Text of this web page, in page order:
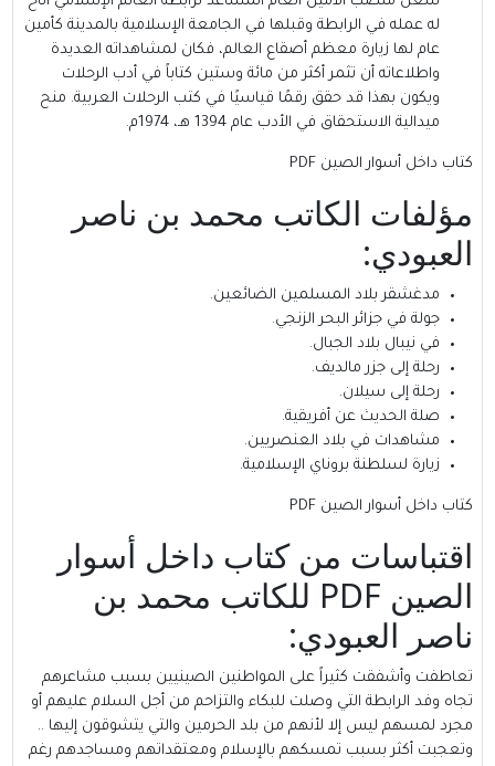
له عمله في الرابطة وقبلها في الجامعة الإسلامية بالمدينة كأمين
عام لها زيارة معظم أصقاع العالم، فكان لمشاهداته العديدة
واطلاعاته أن تثمر أكثر من مائة وستين كتاباً في أدب الرحلات
ويكون بهذا قد حقق رقمًا قياسيًا في كتب الرحلات العربية. منح
ميدالية الاستحقاق في الأدب عام 1394 هـ، 1974م.
كتاب داخل أسوار الصين PDF
مؤلفات الكاتب محمد بن ناصر
العبودي:
مدغشقر بلاد المسلمين الضائعين.
جولة في جزائر البحر الزنجي.
في نيبال بلاد الجبال.
رحلة إلى جزر مالديف.
رحلة إلى سيلان.
صلة الحديث عن أفريقية.
مشاهدات في بلاد العنصريين.
زيارة لسلطنة بروناي الإسلامية.
كتاب داخل أسوار الصين PDF
اقتباسات من كتاب داخل أسوار
الصين PDF للكاتب محمد بن
ناصر العبودي:
تعاطفت وأشفقت كثيراً على المواطنين الصينيين بسبب مشاعرهم
تجاه وفد الرابطة التي وصلت للبكاء والتزاحم من أجل السلام عليهم أو
مجرد لمسهم ليس إلا لأنهم من بلد الحرمين والتي يتشوقون إليها ..
وتعجبت أكثر بسبب تمسكهم بالإسلام ومعتقداتهم ومساجدهم رغم